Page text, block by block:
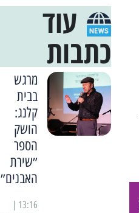
עוד
כתבות
מרגש
בבית
קלנג:
הושק
הספר
״שירת
האבנים״